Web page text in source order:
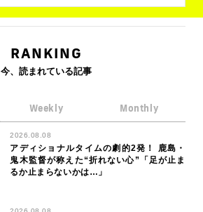
RANKING
今、読まれている記事
Weekly Monthly
2026.08.08
アディショナルタイムの劇的2発！ 鹿島・
鬼木監督が称えた“折れない心”「足が止ま
るか止まらないかは…」